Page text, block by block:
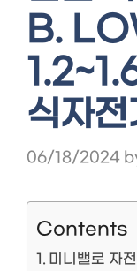
B.
식자
06/18/2024
Contents
미니밸로 자